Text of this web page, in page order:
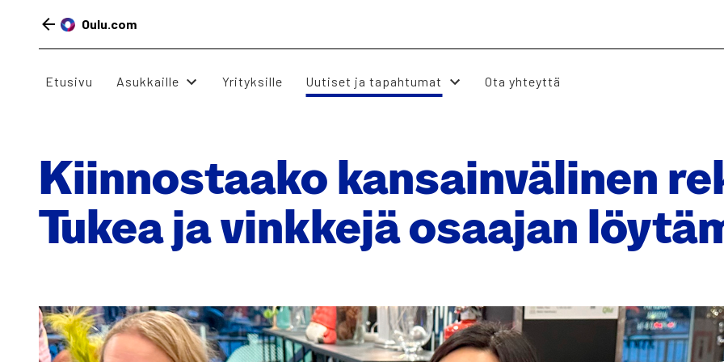
sisältöön
Oulu.com
Etusivu Asukkaille Yrityksille Uuti­set ja tapah­tu­mat Ota yhteyttä
Kiin­nos­taa­ko kan­sain­vä­li­nen
Tukea ja vink­ke­jä osaa­jan